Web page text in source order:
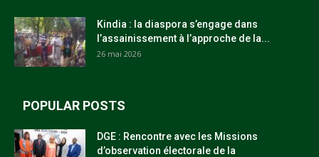
Kindia : la diaspora s’engage dans
l’assainissement à l’approche de la...
26 mai 2026
POPULAR POSTS
DGE : Rencontre avec les Missions
d’observation électorale de la